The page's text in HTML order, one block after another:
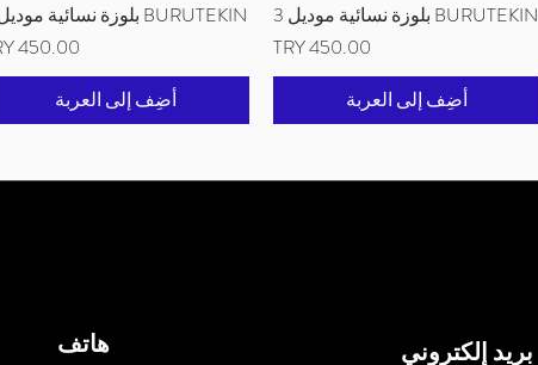
العرض السريعBURUTEKIN بلوزة نسائية موديل 3
السعر
أضِف إلى العربة
العرض السريعBURUTEKIN بلوزة نسائية موديل 3
السعر
أضِف إلى العربة
هاتف بريد إلكتروني